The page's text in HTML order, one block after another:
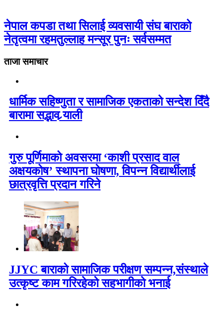
नेपाल कपडा तथा सिलाई व्यवसायी संघ बाराको
नेतृत्वमा रहमतुल्लाह मन्सूर पुनः सर्वसम्मत
ताजा समाचार
धार्मिक सहिष्णुता र सामाजिक एकताको सन्देश दिँदै
बारामा सद्भाव र्‍याली
गुरु पूर्णिमाको अवसरमा ‘काशी प्रसाद वाल
अक्षयकोष’ स्थापना घोषणा, विपन्न विद्यार्थीलाई
छात्रवृत्ति प्रदान गरिने
JJYC बाराको सामाजिक परीक्षण सम्पन्न,संस्थाले
उत्कृष्ट काम गरिरहेको सहभागीको भनाई